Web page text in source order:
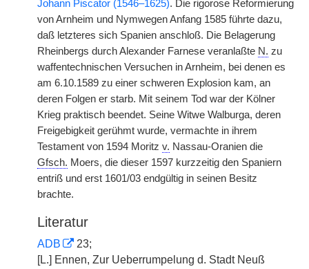
Johann Piscator (1546–1625). Die rigorose Reformierung
von Arnheim und Nymwegen Anfang 1585 führte dazu,
daß letzteres sich Spanien anschloß. Die Belagerung
Rheinbergs durch Alexander Farnese veranlaßte N. zu
waffentechnischen Versuchen in Arnheim, bei denen es
am 6.10.1589 zu einer schweren Explosion kam, an
deren Folgen er starb. Mit seinem Tod war der Kölner
Krieg praktisch beendet. Seine Witwe Walburga, deren
Freigebigkeit gerühmt wurde, vermachte in ihrem
Testament von 1594 Moritz v. Nassau-Oranien die
Gfsch. Moers, die dieser 1597 kurzzeitig den Spaniern
entriß und erst 1601/03 endgültig in seinen Besitz
brachte.
Literatur
ADB
23;
[L.] Ennen, Zur Ueberrumpelung d. Stadt Neuß